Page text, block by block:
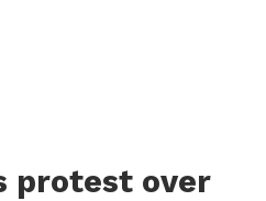
protest over